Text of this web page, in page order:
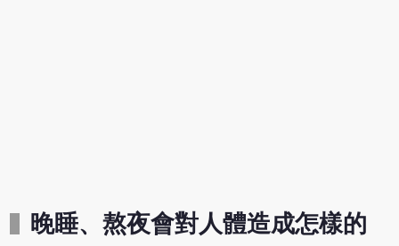
晚睡、熬夜會對人體造成怎樣的